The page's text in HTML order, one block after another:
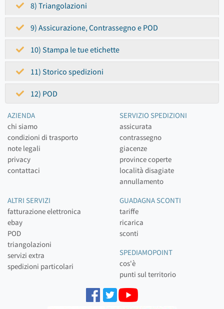
8) Triangolazioni
9) Assicurazione, Contrassegno e POD
10) Stampa le tue etichette
11) Storico spedizioni
12) POD
AZIENDA
chi siamo
condizioni di trasporto
note legali
privacy
contattaci
SERVIZIO SPEDIZIONI
assicurata
contrassegno
giacenze
province coperte
località disagiate
annullamento
ALTRI SERVIZI
fatturazione elettronica
ebay
POD
triangolazioni
servizi extra
spedizioni particolari
GUADAGNA SCONTI
tariffe
ricarica
sconti
SPEDIAMOPOINT
cos'è
punti sul territorio